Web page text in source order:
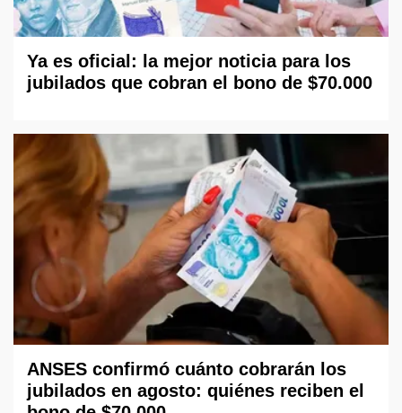
Ya es oficial: la mejor noticia para los
jubilados que cobran el bono de $70.000
ANSES confirmó cuánto cobrarán los
jubilados en agosto: quiénes reciben el